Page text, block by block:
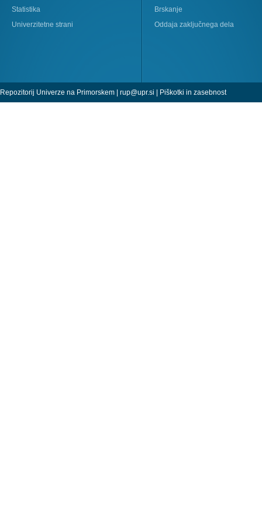
Statistika
Univerzitetne strani
Brskanje
Oddaja zaključnega dela
Repozitorij Univerze na Primorskem | rup@upr.si | Piškotki in zasebnost